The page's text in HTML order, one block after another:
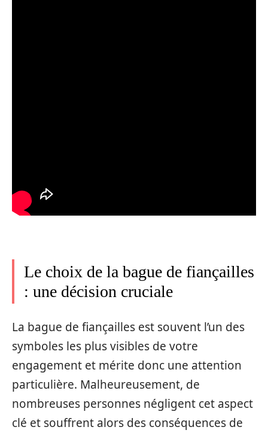
Le choix de la bague de fiançailles
: une décision cruciale
La bague de fiançailles est souvent l’un des
symboles les plus visibles de votre
engagement et mérite donc une attention
particulière. Malheureusement, de
nombreuses personnes négligent cet aspect
clé et souffrent alors des conséquences de